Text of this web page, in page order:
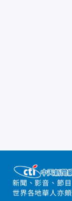
新聞、影音、節
世界各地華人亦